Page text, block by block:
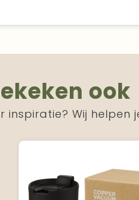
ook
inspiratie? Wij helpen